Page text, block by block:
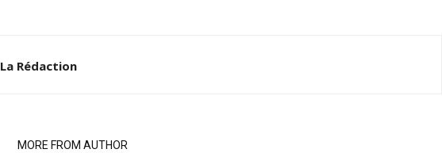
La Rédaction
MORE FROM AUTHOR